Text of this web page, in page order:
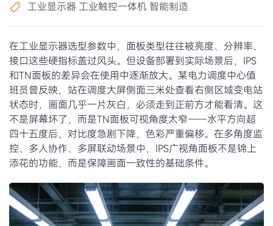
工业显示器 工业触控一体机 智能制造
在工业显示器选型参数中，面板类型往往被亮度、分辨率、
接口这些硬指标盖过风头。但设备部署到实际场景后，IPS
和TN面板的差异会在使用中逐渐放大。某电力调度中心值
班员曾反映，站在调度大屏侧面三米处查看右侧区域变电站
状态时，画面几乎一片灰白，必须走到正前方才能看清。这
不是屏幕坏了，而是TN面板可视角度太窄——水平方向超
四十五度后，对比度急剧下降，色彩严重偏移。在多角度监
控、多人协作、多屏联动场景中，IPS广视角面板不是锦上
添花的功能，而是保障画面一致性的基础条件。